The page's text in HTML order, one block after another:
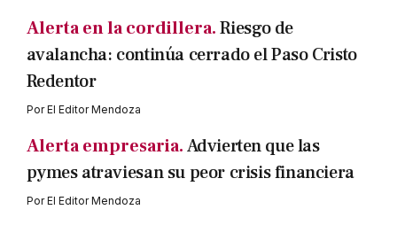
Alerta en la cordillera.Riesgo de
avalancha: continúa cerrado el Paso Cristo
Redentor
PorEl Editor Mendoza
Alerta empresaria.Advierten que las
pymes atraviesan su peor crisis financiera
PorEl Editor Mendoza